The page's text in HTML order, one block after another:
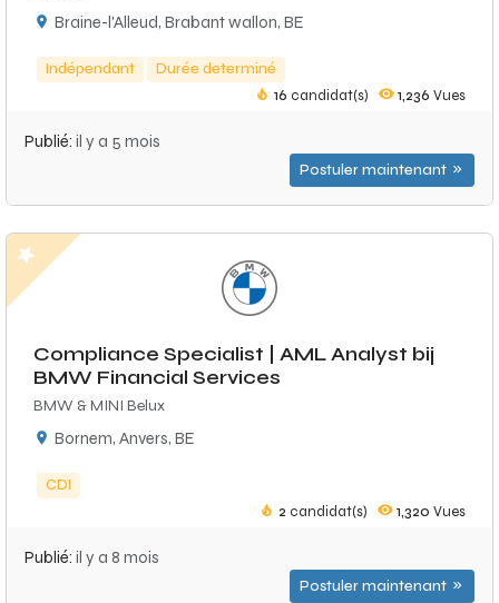
Braine-l'Alleud, Brabant wallon, BE
Indépendant
Durée determiné
16 candidat(s) 1,236 Vues
Publié: il y a 5 mois
Postuler maintenant
Compliance Specialist | AML Analyst bij
BMW Financial Services
BMW & MINI Belux
Bornem, Anvers, BE
CDI
2 candidat(s) 1,320 Vues
Publié: il y a 8 mois
Postuler maintenant